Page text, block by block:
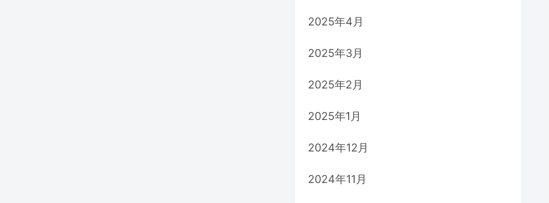
2025年4月
2025年3月
2025年2月
2025年1月
2024年12月
2024年11月